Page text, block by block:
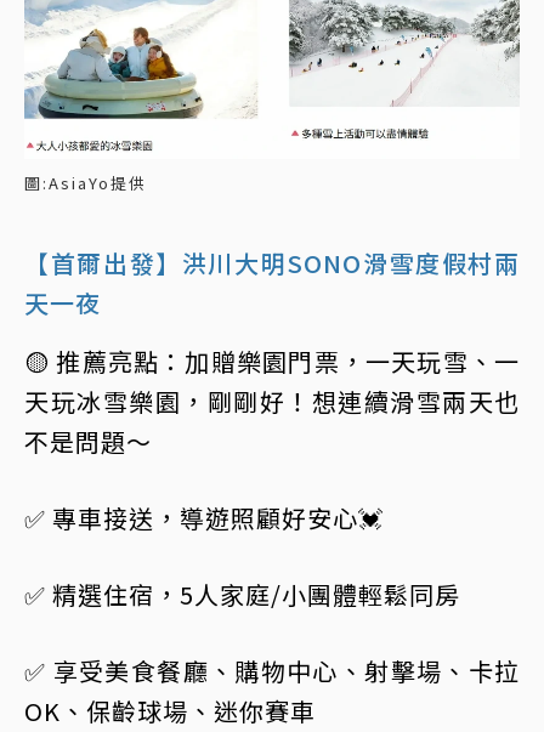
圖:AsiaYo提供
【首爾出發】洪川大明SONO滑雪度假村兩
天一夜
🟡 推薦亮點：加贈樂園門票，一天玩雪、一
天玩冰雪樂園，剛剛好！想連續滑雪兩天也
不是問題～
✅ 專車接送，導遊照顧好安心💓
✅ 精選住宿，5人家庭/小團體輕鬆同房
✅ 享受美食餐廳、購物中心、射擊場、卡拉
OK、保齡球場、迷你賽車